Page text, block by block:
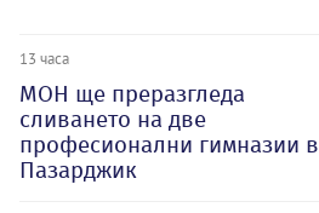
13 часа
МОН ще преразгледа
сливането на две
професионални гимназии в
Пазарджик